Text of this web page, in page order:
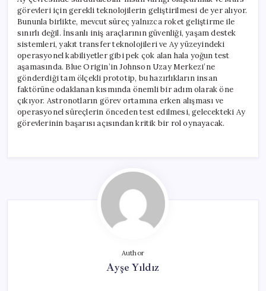
görevleri için gerekli teknolojilerin geliştirilmesi de yer alıyor.
Bununla birlikte, mevcut süreç yalnızca roket geliştirme ile
sınırlı değil. İnsanlı iniş araçlarının güvenliği, yaşam destek
sistemleri, yakıt transfer teknolojileri ve Ay yüzeyindeki
operasyonel kabiliyetler gibi pek çok alan hala yoğun test
aşamasında. Blue Origin’in Johnson Uzay Merkezi’ne
gönderdiği tam ölçekli prototip, bu hazırlıkların insan
faktörüne odaklanan kısmında önemli bir adım olarak öne
çıkıyor. Astronotların görev ortamına erken alışması ve
operasyonel süreçlerin önceden test edilmesi, gelecekteki Ay
görevlerinin başarısı açısından kritik bir rol oynayacak.
Author
Ayşe Yıldız